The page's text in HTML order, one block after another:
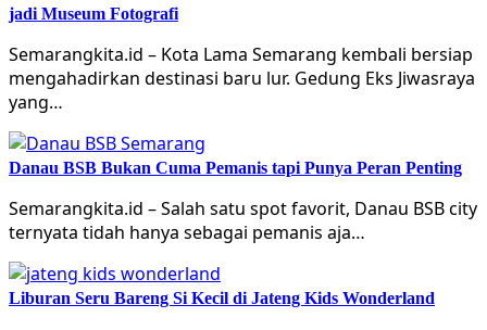
jadi Museum Fotografi
Semarangkita.id – Kota Lama Semarang kembali bersiap
mengahadirkan destinasi baru lur. Gedung Eks Jiwasraya
yang…
Danau BSB Bukan Cuma Pemanis tapi Punya Peran Penting
Semarangkita.id – Salah satu spot favorit, Danau BSB city
ternyata tidah hanya sebagai pemanis aja…
Liburan Seru Bareng Si Kecil di Jateng Kids Wonderland